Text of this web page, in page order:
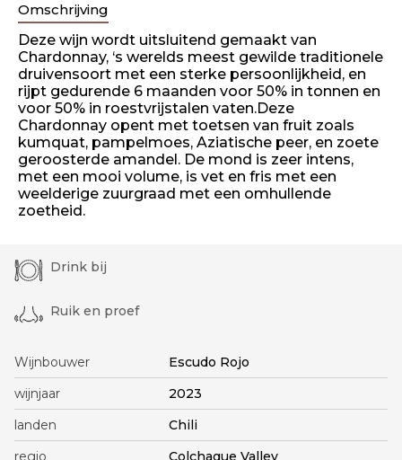
Drink bij
Ruik en proef
Wijnbouwer
Escudo Rojo
wijnjaar
2023
landen
Chili
regio
Colchague Valley
Omschrijving
Deze wijn wordt uitsluitend gemaakt van
Chardonnay, ‘s werelds meest gewilde traditionele
druivensoort met een sterke persoonlijkheid, en
rijpt gedurende 6 maanden voor 50% in tonnen en
voor 50% in roestvrijstalen vaten.Deze
Chardonnay opent met toetsen van fruit zoals
kumquat, pampelmoes, Aziatische peer, en zoete
geroosterde amandel. De mond is zeer intens,
met een mooi volume, is vet en fris met een
weelderige zuurgraad met een omhullende
zoetheid.